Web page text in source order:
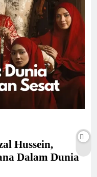
Hussein,
Dalam Dunia